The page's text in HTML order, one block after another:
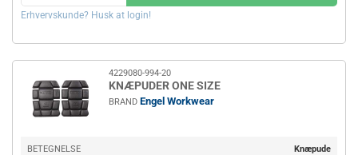
Erhvervskunde? Husk at login!
4229080-994-20
KNÆPUDER ONE SIZE
BRAND Engel Workwear
BETEGNELSE
Knæpude